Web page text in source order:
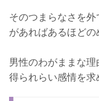
そのつまらなさを
があればあるほどの
男性のわがままな
得られらい感情を求